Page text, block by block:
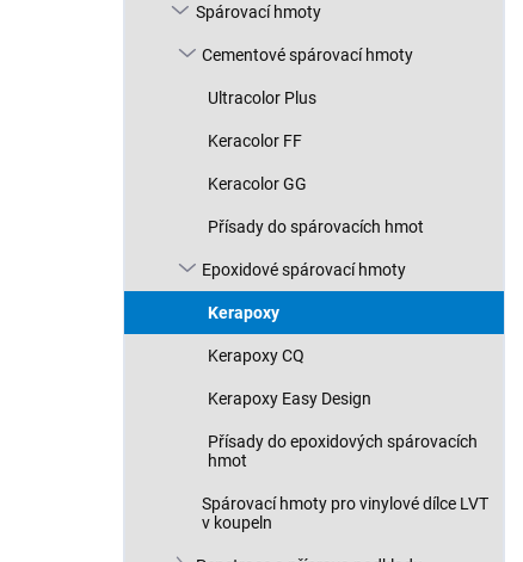
Spárovací hmoty
Cementové spárovací hmoty
Ultracolor Plus
Keracolor FF
Keracolor GG
Přísady do spárovacích hmot
Epoxidové spárovací hmoty
Kerapoxy
Kerapoxy CQ
Kerapoxy Easy Design
Přísady do epoxidových spárovacích
hmot
Spárovací hmoty pro vinylové dílce LVT
v koupeln